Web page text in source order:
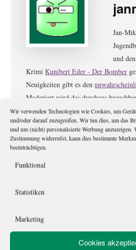
Wir verwenden Technologien wie Cookies, um
und/oder darauf zuzugreifen. Wir tun dies, um das
und um (nicht) personalisierte Werbung anzuzeigen.
Zustimmung widerrufst, kann dies bestimmte
beeinträchtigen.
Funktional
Statistiken
Marketing
Cookies
Jan-
und
KrimiKunibert Eder - Der Bomber
Neuigkeiten gibt es den
Moderiert wird das durchaus
Texterzeugnis von Meister Eder
Eder).
Leser-
Kommentare
Friedel
Bestellung ist raus bei“epubli“